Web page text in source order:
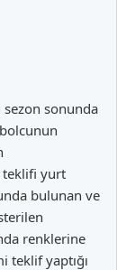
sezon sonunda
teklifi yurt
bulunan ve
renklerine
teklif yaptığı